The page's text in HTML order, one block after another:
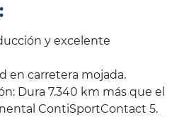
y excelente
en carretera mojada.
Dura 7.340 km más que el
ContiSportContact 5.